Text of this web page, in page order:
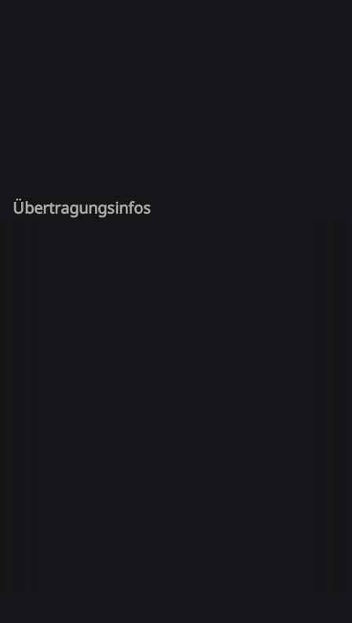
Übertragungsinfos